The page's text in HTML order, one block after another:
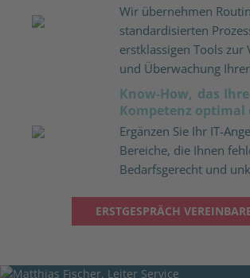
Wir übernehmen
standardisierten
erstklassigen Tools zur
und Überwachung
Know-How, das
Kompetenz optimal
Ergänzen Sie Ihr IT-
Bereiche, die Ihnen
Bedarfsgerecht und
ERSTGESPRÄCH